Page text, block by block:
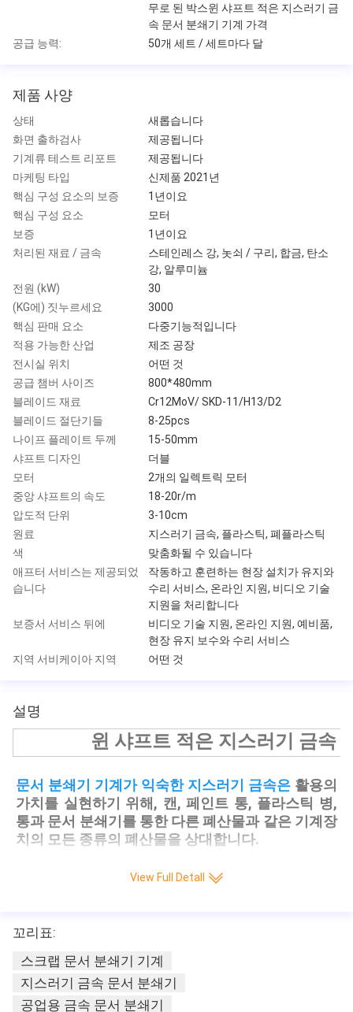
무로 된 박스윈 샤프트 적은 지스러기 금
속 문서 분쇄기 기계 가격
공급 능력:
50개 세트 / 세트마다 달
제품 사양
상태
새롭습니다
화면 출하검사
제공됩니다
기계류 테스트 리포트
제공됩니다
마케팅 타입
신제품 2021년
핵심 구성 요소의 보증
1년이요
핵심 구성 요소
모터
보증
1년이요
처리된 재료 / 금속
스테인레스 강, 놋쇠 / 구리, 합금, 탄소
강, 알루미늄
전원 (kW)
30
(KG에) 짓누르세요
3000
핵심 판매 요소
다중기능적입니다
적용 가능한 산업
제조 공장
전시실 위치
어떤 것
공급 챔버 사이즈
800*480mm
블레이드 재료
Cr12MoV/ SKD-11/H13/D2
블레이드 절단기들
8-25pcs
나이프 플레이트 두께
15-50mm
샤프트 디자인
더블
모터
2개의 일렉트릭 모터
중앙 샤프트의 속도
18-20r/m
압도적 단위
3-10cm
원료
지스러기 금속, 플라스틱, 폐플라스틱
색
맞춤화될 수 있습니다
애프터 서비스는 제공되었
습니다
작동하고 훈련하는 현장 설치가 유지와
수리 서비스, 온라인 지원, 비디오 기술
지원을 처리합니다
보증서 서비스 뒤에
비디오 기술 지원, 온라인 지원, 예비품,
현장 유지 보수와 수리 서비스
지역 서비케이아 지역
어떤 것
설명
윈 샤프트 적은 지스러기 금속
문서 분쇄기 기계가 익숙한 지스러기 금속은 활용의
가치를 실현하기 위해, 캔, 페인트 통, 플라스틱 병,
통과 문서 분쇄기를 통한 다른 폐산물과 같은 기계장
치의 모든 종류의 폐산물을 상대합니다.
물질은 피딩 시스템을 통하여 쉬레딩 상자에 들어가
고 상자체가 쉬레딩 블레이드를 지닙니다. 소재는 작
은 조각 안으로 찢어지고 찢어지는 쉬레딩 블레이드,
View Full Detall
꼬리표:
스크랩 문서 분쇄기 기계
지스러기 금속 문서 분쇄기
공업용 금속 문서 분쇄기